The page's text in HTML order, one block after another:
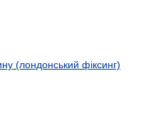
(лондонський фіксинг)